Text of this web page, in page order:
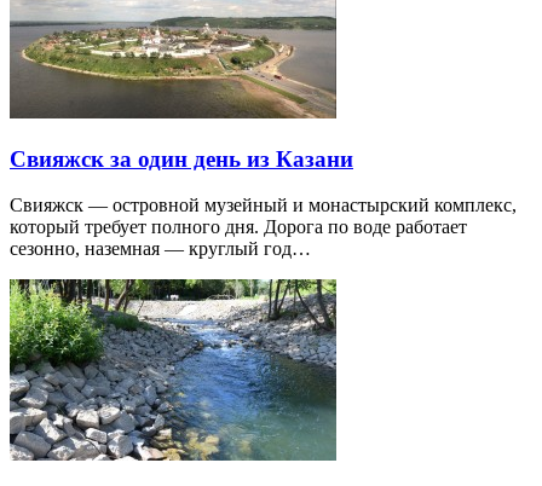
Свияжск за один день из Казани
Свияжск — островной музейный и монастырский комплекс,
который требует полного дня. Дорога по воде работает
сезонно, наземная — круглый год…